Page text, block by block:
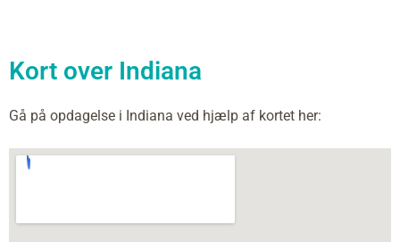
Kort over Indiana
Gå på opdagelse i Indiana ved hjælp af kortet her: